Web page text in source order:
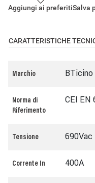
Aggiungi ai preferitiSalva
CARATTERISTICHE
Marchio BTicino
Norma di
Riferimento
CEI EN
Tensione 690Vac
Corrente In 400A